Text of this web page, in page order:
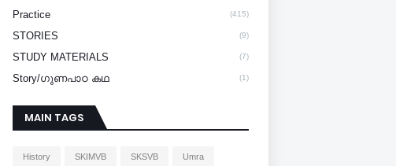
Practice (415)
STORIES (9)
STUDY MATERIALS (7)
Story/ഗുണപാഠ കഥ (1)
MAIN TAGS
History SKIMVB SKSVB Umra